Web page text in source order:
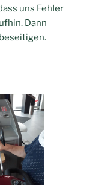
uns Fehler
Dann